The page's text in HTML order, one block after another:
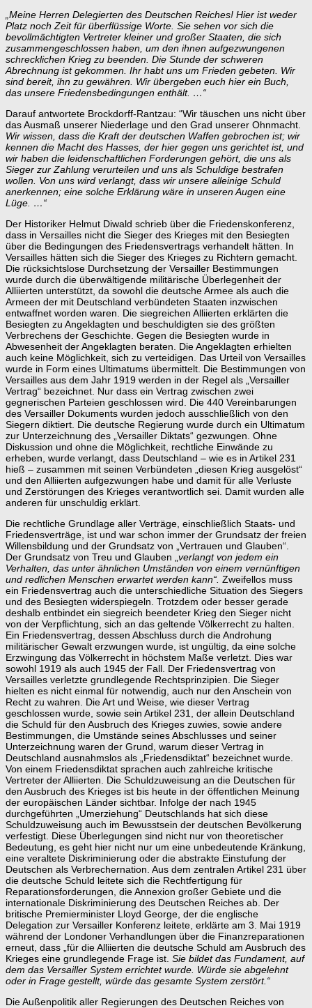
„Meine Herren Delegierten des Deutschen Reiches! Hier ist weder
Platz noch Zeit für überflüssige Worte. Sie sehen vor sich die
bevollmächtigten Vertreter kleiner und großer Staaten, die sich
zusammengeschlossen haben, um den ihnen aufgezwungenen
schrecklichen Krieg zu beenden. Die Stunde der schweren
Abrechnung ist gekommen. Ihr habt uns um Frieden gebeten. Wir
sind bereit, ihn zu gewähren. Wir übergeben euch hier ein Buch,
das unsere Friedensbedingungen enthält. …“
Darauf antwortete Brockdorff-Rantzau: “Wir täuschen uns nicht über
das Ausmaß unserer Niederlage und den Grad unserer Ohnmacht.
Wir wissen, dass die Kraft der deutschen Waffen gebrochen ist; wir
kennen die Macht des Hasses, der hier gegen uns gerichtet ist, und
wir haben die leidenschaftlichen Forderungen gehört, die uns als
Sieger zur Zahlung verurteilen und uns als Schuldige bestrafen
wollen.
Von uns wird verlangt, dass wir unsere alleinige Schuld
anerkennen; eine solche Erklärung wäre in unseren Augen eine
Lüge. …“
Der Historiker Helmut Diwald schrieb über die Friedenskonferenz,
dass in Versailles nicht die Sieger des Krieges mit den Besiegten
über die Bedingungen des Friedensvertrags verhandelt hätten. In
Versailles hätten sich die Sieger des Krieges zu Richtern gemacht.
Die rücksichtslose Durchsetzung der Versailler Bestimmungen
wurde durch die überwältigende militärische Überlegenheit der
Alliierten unterstützt, da sowohl die deutsche Armee als auch die
Armeen der mit Deutschland verbündeten Staaten inzwischen
entwaffnet worden waren. Die siegreichen Alliierten erklärten die
Besiegten zu Angeklagten und beschuldigten sie des größten
Verbrechens der Geschichte. Gegen die Besiegten wurde in
Abwesenheit der Angeklagten beraten. Die Angeklagten erhielten
auch keine Möglichkeit, sich zu verteidigen. Das Urteil von Versailles
wurde in Form eines Ultimatums übermittelt. Die Bestimmungen von
Versailles aus dem Jahr 1919 werden in der Regel als „Versailler
Vertrag“ bezeichnet. Nur dass ein Vertrag zwischen zwei
gegnerischen Parteien geschlossen wird. Die 440 Vereinbarungen
des Versailler Dokuments wurden jedoch ausschließlich von den
Siegern diktiert. Die deutsche Regierung wurde durch ein Ultimatum
zur Unterzeichnung des „Versailler Diktats“ gezwungen. Ohne
Diskussion und ohne die Möglichkeit, rechtliche Einwände zu
erheben, wurde verlangt, dass Deutschland – wie es in Artikel 231
hieß – zusammen mit seinen Verbündeten „diesen Krieg ausgelöst“
und den Alliierten aufgezwungen habe und damit für alle Verluste
und Zerstörungen des Krieges verantwortlich sei. Damit wurden alle
anderen für unschuldig erklärt.
Die rechtliche Grundlage aller Verträge, einschließlich Staats- und
Friedensverträge, ist und war schon immer der Grundsatz der freien
Willensbildung und der Grundsatz von „Vertrauen und Glauben“.
Der Grundsatz von Treu und Glauben „ verlangt von jedem ein
Verhalten, das unter ähnlichen Umständen von einem vernünftigen
und redlichen Menschen erwartet werden kann“. Zweifellos muss
ein Friedensvertrag auch die unterschiedliche Situation des Siegers
und des Besiegten widerspiegeln. Trotzdem oder besser gerade
deshalb entbindet ein siegreich beendeter Krieg den Sieger nicht
von der Verpflichtung, sich an das geltende Völkerrecht zu halten.
Ein Friedensvertrag, dessen Abschluss durch die Androhung
militärischer Gewalt erzwungen wurde, ist ungültig, da eine solche
Erzwingung das Völkerrecht in höchstem Maße verletzt. Dies war
sowohl 1919 als auch 1945 der Fall. Der Friedensvertrag von
Versailles verletzte grundlegende Rechtsprinzipien. Die Sieger
hielten es nicht einmal für notwendig, auch nur den Anschein von
Recht zu wahren. Die Art und Weise, wie dieser Vertrag
geschlossen wurde, sowie sein Artikel 231, der allein Deutschland
die Schuld für den Ausbruch des Krieges zuwies, sowie andere
Bestimmungen, die Umstände seines Abschlusses und seiner
Unterzeichnung waren der Grund, warum dieser Vertrag in
Deutschland ausnahmslos als „Friedensdiktat“ bezeichnet wurde.
Von einem Friedensdiktat sprachen auch zahlreiche kritische
Vertreter der Alliierten. Die Schuldzuweisung an die Deutschen für
den Ausbruch des Krieges ist bis heute in der öffentlichen Meinung
der europäischen Länder sichtbar. Infolge der nach 1945
durchgeführten „Umerziehung“ Deutschlands hat sich diese
Schuldzuweisung auch im Bewusstsein der deutschen Bevölkerung
verfestigt. Diese Überlegungen sind nicht nur von theoretischer
Bedeutung, es geht hier nicht nur um eine unbedeutende Kränkung,
eine veraltete Diskriminierung oder die abstrakte Einstufung der
Deutschen als Verbrechernation. Aus dem zentralen Artikel 231 über
die deutsche Schuld leitete sich die Rechtfertigung für
Reparationsforderungen, die Annexion großer Gebiete und die
internationale Diskriminierung des Deutschen Reiches ab. Der
britische Premierminister Lloyd George, der die englische
Delegation zur Versailler Konferenz leitete, erklärte am 3. Mai 1919
während der Londoner Verhandlungen über die Finanzreparationen
erneut, dass „für die Alliierten die deutsche Schuld am Ausbruch des
Krieges eine grundlegende Frage ist. Sie bildet das Fundament, auf
dem das Versailler System errichtet wurde. Würde sie abgelehnt
oder in Frage gestellt, würde das gesamte System zerstört.“
Die Außenpolitik aller Regierungen des Deutschen Reiches von